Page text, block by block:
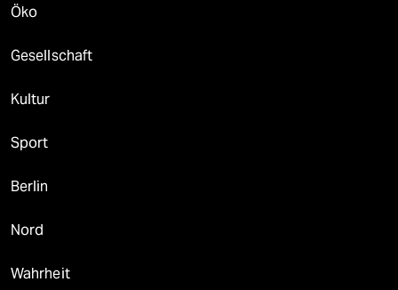
Öko
Gesellschaft
Kultur
Sport
Berlin
Nord
Wahrheit